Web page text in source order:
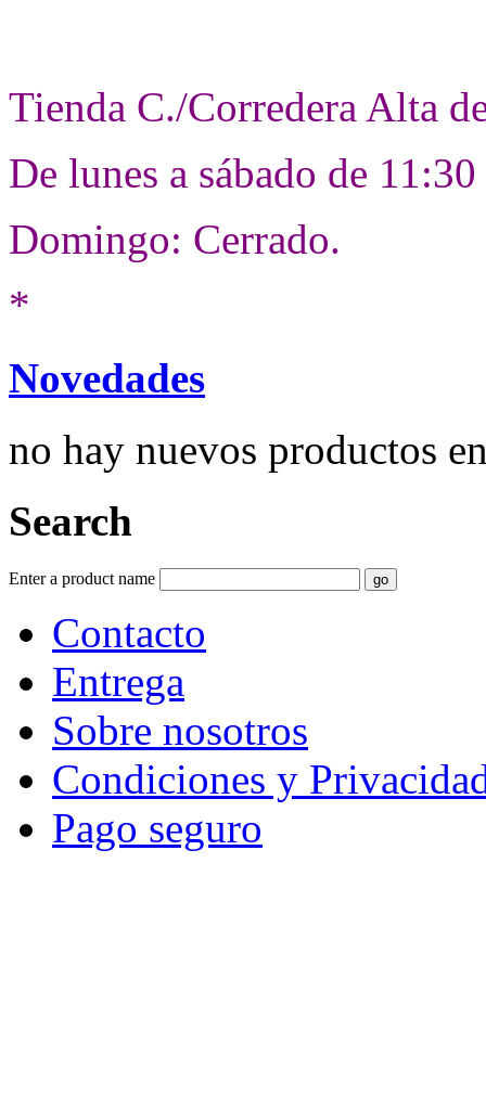
Tienda C./Corredera Alta
De lunes a sábado de
Domingo: Cerrado.
*
Novedades
no hay nuevos productos
Search
Enter a product name
Contacto
Entrega
Sobre nosotros
Condiciones y
Pago seguro